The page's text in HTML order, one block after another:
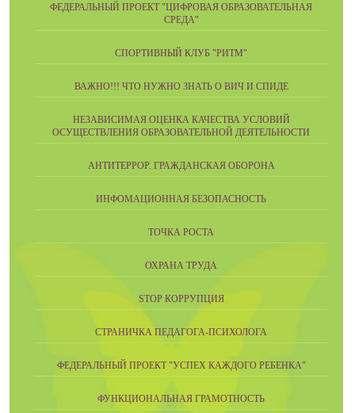
ФЕДЕРАЛЬНЫЙ ПРОЕКТ "ЦИФРОВАЯ ОБРАЗОВАТЕЛЬНАЯ
СРЕДА"
СПОРТИВНЫЙ КЛУБ "РИТМ"
ВАЖНО!!! ЧТО НУЖНО ЗНАТЬ О ВИЧ И СПИДЕ
НЕЗАВИСИМАЯ ОЦЕНКА КАЧЕСТВА УСЛОВИЙ
ОСУЩЕСТВЛЕНИЯ ОБРАЗОВАТЕЛЬНОЙ ДЕЯТЕЛЬНОСТИ
АНТИТЕРРОР. ГРАЖДАНСКАЯ ОБОРОНА
ИНФОМАЦИОННАЯ БЕЗОПАСНОСТЬ
ТОЧКА РОСТА
ОХРАНА ТРУДА
STOP КОРРУПЦИЯ
СТРАНИЧКА ПЕДАГОГА-ПСИХОЛОГА
ФЕДЕРАЛЬНЫЙ ПРОЕКТ "УСПЕХ КАЖДОГО РЕБЕНКА"
ФУНКЦИОНАЛЬНАЯ ГРАМОТНОСТЬ